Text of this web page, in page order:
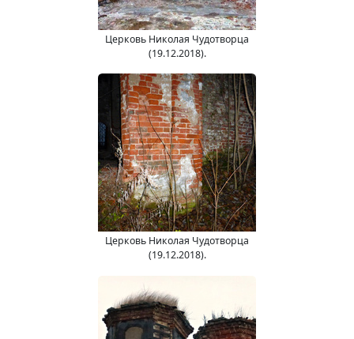
Церковь Николая Чудотворца
(19.12.2018).
Церковь Николая Чудотворца
(19.12.2018).